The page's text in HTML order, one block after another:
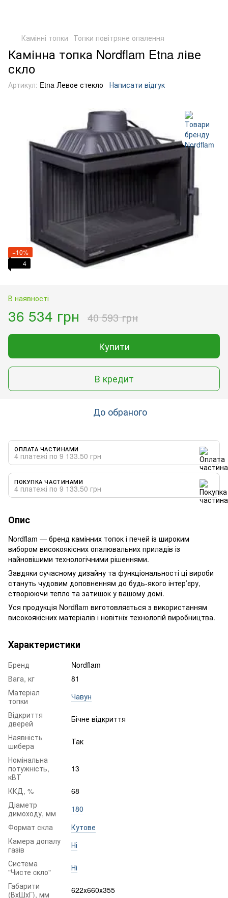
Камінні топки Топки повітряне опалення
Камінна топка Nordflam Etna ліве
скло
Артикул: Etna Левое стекло Написати відгук
−10%
4
В наявності
36 534 грн 40 593 грн
Купити
В кредит
До обраного
ОПЛАТА ЧАСТИНАМИ
4 платежі по 9 133.50 грн
ПОКУПКА ЧАСТИНАМИ
4 платежі по 9 133.50 грн
Опис
Nordflam — бренд камінних топок і печей із широким
вибором високоякісних опалювальних приладів із
найновішими технологічними рішеннями.
Завдяки сучасному дизайну та функціональності ці вироби
стануть чудовим доповненням до будь-якого інтер’єру,
створюючи тепло та затишок у вашому домі.
Уся продукція Nordflam виготовляється з використанням
високоякісних матеріалів і новітніх технологій виробництва.
Характеристики
Бренд
Nordflam
Вага, кг
81
Матеріал
топки
Чавун
Відкриття
дверей
Бічне відкриття
Наявність
шибера
Так
Номінальна
потужність,
кВТ
13
ККД, %
68
Діаметр
димоходу, мм
180
Формат скла
Кутове
Камера допалу
газів
Ні
Система
"Чисте cкло"
Ні
Габарити
(ВхШхГ), мм
622х660х355